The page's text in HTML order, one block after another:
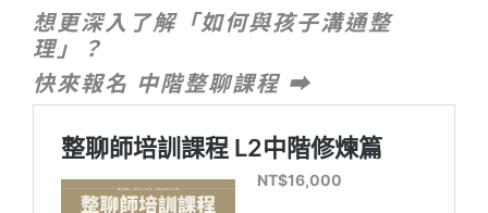
想更深入了解「如何與孩子溝通整
理」？
快來報名 中階整聊課程 ➡